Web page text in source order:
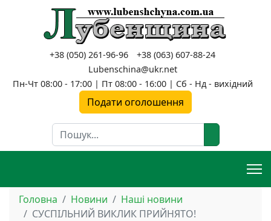
+38 (050) 261-96-96
+38 (063) 607-88-24
Lubenschina@ukr.net
Пн-Чт 08:00 - 17:00 | Пт 08:00 - 16:00 | Сб - Нд - вихідний
Подати оголошення
Пошук
Головна Новини
Наші новини
СУСПІЛЬНИЙ ВИКЛИК ПРИЙНЯТО!